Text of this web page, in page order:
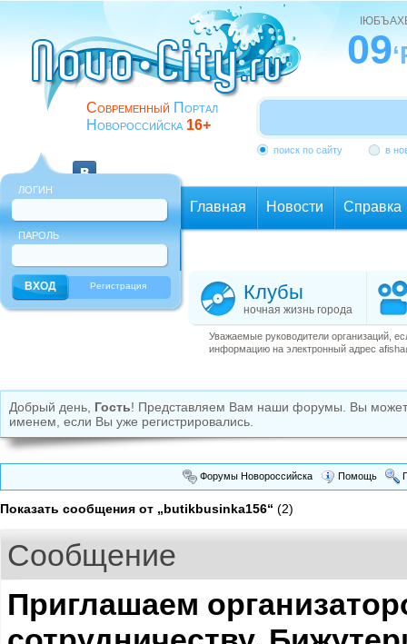
Современный Портал
Новороссийска 16+
09
поиск по сайту в
ЛОГИН
ПАРОЛЬ
Регистрация
Главная Новости Справка
Клубы
ночная жизнь города
Уважаемые руководители организаций,
информацию на электронный адрес
Добрый день, Гость! Представляем Вам наши форумы. Вы
именем, если Вы уже регистрировались.
Форумы Новороссийска Помощь
Показать сообщения от „butikbusinka156“ (2)
Сообщение
Приглашаем